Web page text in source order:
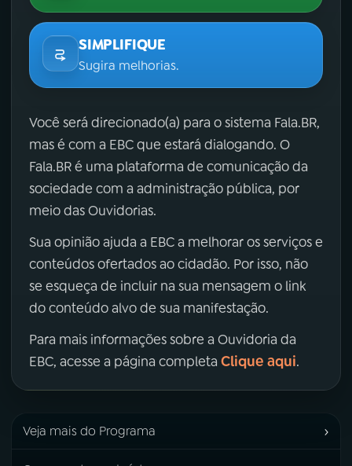
SIMPLIFIQUE
Sugira melhorias.
Você será direcionado(a) para o sistema Fala.BR,
mas é com a EBC que estará dialogando. O
Fala.BR é uma plataforma de comunicação da
sociedade com a administração pública, por
meio das Ouvidorias.
Sua opinião ajuda a EBC a melhorar os serviços e
conteúdos ofertados ao cidadão. Por isso, não
se esqueça de incluir na sua mensagem o link
do conteúdo alvo de sua manifestação.
Para mais informações sobre a Ouvidoria da
EBC, acesse a página completa Clique aqui.
Veja mais do Programa ›